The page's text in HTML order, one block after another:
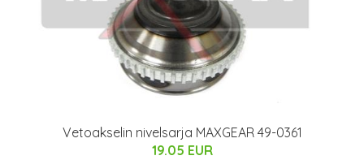
Vetoakselin nivelsarja MAXGEAR 49-0361
19.05 EUR